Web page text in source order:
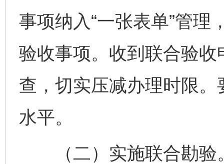
事项纳入“一张表单”管理
验收事项。收到联合验
查，切实压减办理时限
水平。
（二）实施联合勘验